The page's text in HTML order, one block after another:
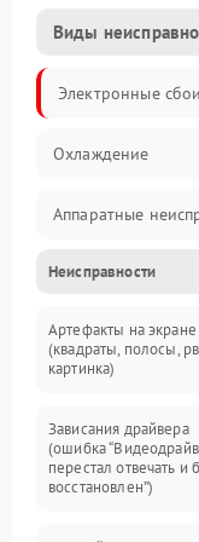
Виды
Электронные сбои
Охлаждение
Аппаратные
Перегрев и
Видео
Интерфейсные и
Неисправности
Артефакты на экране
(квадраты, полосы,
картинка)
Зависания драйвера
(ошибка
перестал отвечать и
восстановлен”)